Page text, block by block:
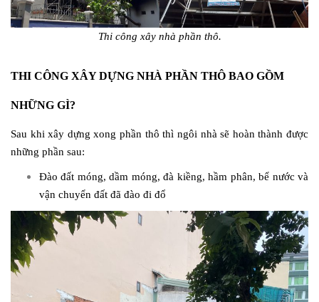
Thi công xây nhà phần thô.
THI CÔNG XÂY DỰNG NHÀ PHẦN THÔ BAO GỒM
NHỮNG GÌ?
Sau khi xây dựng xong phần thô thì ngôi nhà sẽ hoàn thành được
những phần sau:
Đào đất móng, dầm móng, đà kiềng, hầm phân, bể nước và
vận chuyển đất đã đào đi đổ